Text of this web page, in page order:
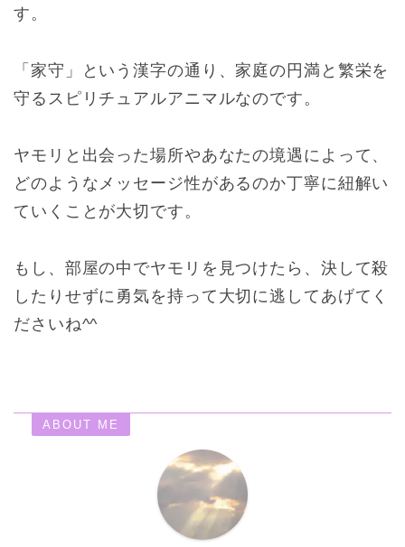
す。
「家守」という漢字の通り、家庭の円満と繁栄を
守るスピリチュアルアニマルなのです。
ヤモリと出会った場所やあなたの境遇によって、
どのようなメッセージ性があるのか丁寧に紐解い
ていくことが大切です。
もし、部屋の中でヤモリを見つけたら、決して殺
したりせずに勇気を持って大切に逃してあげてく
ださいね^^
ABOUT ME